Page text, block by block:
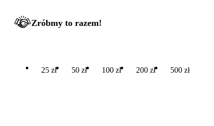
Zróbmy to razem!
25 zł 50 zł 100 zł 200 zł 500 zł